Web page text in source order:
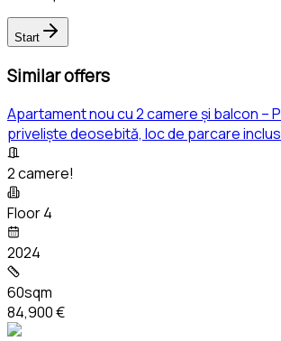
Start
Similar offers
Apartament nou cu 2 camere și balcon –
priveliște deosebită, loc de parcare inclus
2 camere!
Floor 4
2024
60sqm
84,900 €